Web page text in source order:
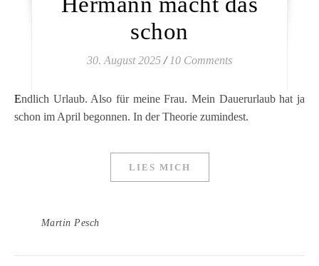
schon
30. August 2025 / 10 Comments
Endlich Urlaub. Also für meine Frau. Mein Dauerurlaub hat ja
schon im April begonnen. In der Theorie zumindest.
LIES MICH
Martin Pesch